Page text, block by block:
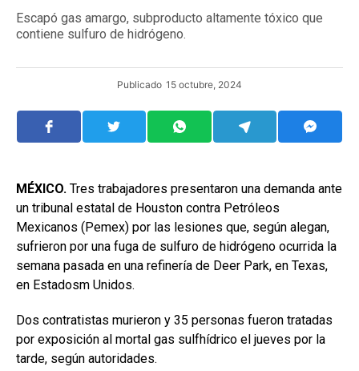
Escapó gas amargo, subproducto altamente tóxico que
contiene sulfuro de hidrógeno.
Publicado 15 octubre, 2024
MÉXICO. Tres trabajadores presentaron una demanda ante
un tribunal estatal de Houston contra Petróleos
Mexicanos (Pemex) por las lesiones que, según alegan,
sufrieron por una fuga de sulfuro de hidrógeno ocurrida la
semana pasada en una refinería de Deer Park, en Texas,
en Estadosm Unidos.
Dos contratistas murieron y 35 personas fueron tratadas
por exposición al mortal gas sulfhídrico el jueves por la
tarde, según autoridades.